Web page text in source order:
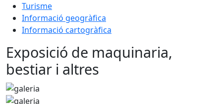
Turisme
Informació geogràfica
Informació cartogràfica
Exposició de maquinaria,
bestiar i altres